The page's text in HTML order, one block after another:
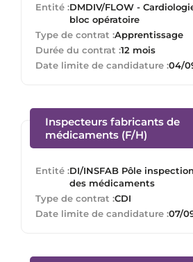
Entité :DMDIV/FLOW -
bloc opératoire
Type de contrat :Apprentissage
Durée du contrat :12 mois
Date limite de candidature :04/
Inspecteurs fabricants de
médicaments (F/H)
Entité :DI/INSFAB Pôle
des médicaments
Type de contrat :CDI
Date limite de candidature :07/